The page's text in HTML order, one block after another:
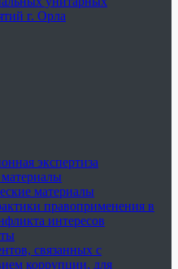
г. Орла
экспертиза
материалы
правоприменения в
интересов
связанных с
коррупции, для